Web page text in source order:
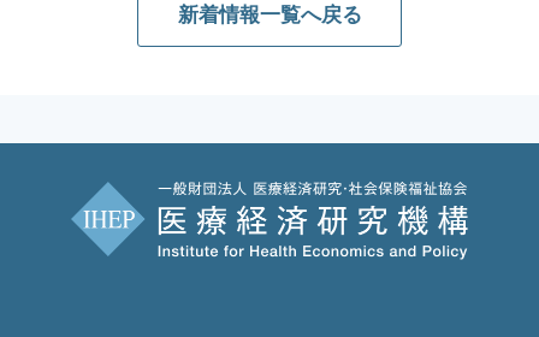
新着情報一覧へ戻る